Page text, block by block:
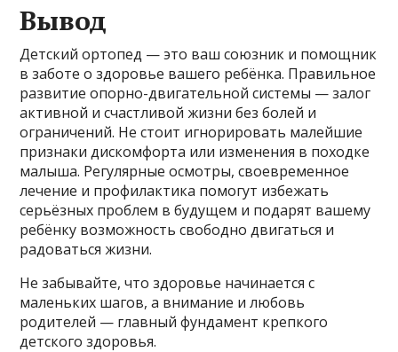
Вывод
Детский ортопед — это ваш союзник и помощник
в заботе о здоровье вашего ребёнка. Правильное
развитие опорно-двигательной системы — залог
активной и счастливой жизни без болей и
ограничений. Не стоит игнорировать малейшие
признаки дискомфорта или изменения в походке
малыша. Регулярные осмотры, своевременное
лечение и профилактика помогут избежать
серьёзных проблем в будущем и подарят вашему
ребёнку возможность свободно двигаться и
радоваться жизни.
Не забывайте, что здоровье начинается с
маленьких шагов, а внимание и любовь
родителей — главный фундамент крепкого
детского здоровья.